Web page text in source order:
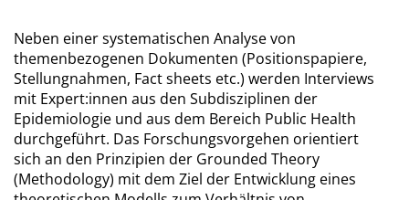
Neben einer systematischen Analyse von
themenbezogenen Dokumenten (Positionspapiere,
Stellungnahmen, Fact sheets etc.) werden Interviews
mit Expert:innen aus den Subdisziplinen der
Epidemiologie und aus dem Bereich Public Health
durchgeführt. Das Forschungsvorgehen orientiert
sich an den Prinzipien der Grounded Theory
(Methodology) mit dem Ziel der Entwicklung eines